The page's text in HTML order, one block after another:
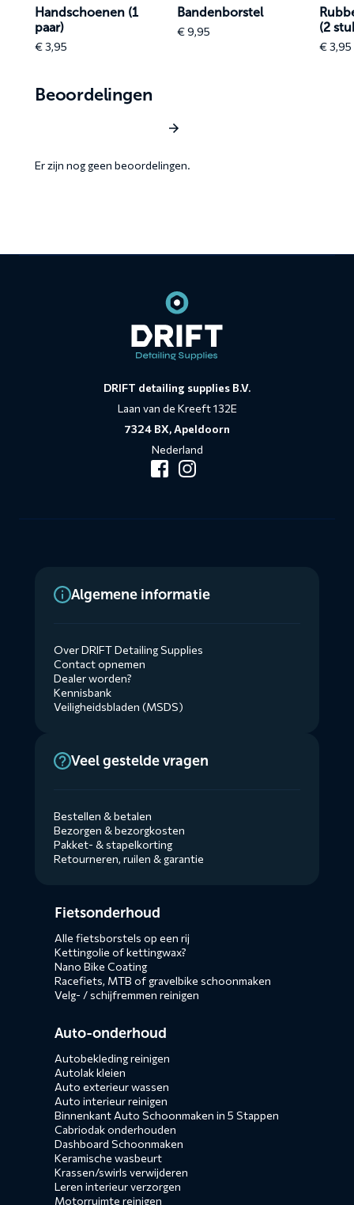
Handschoenen (1
paar)
€3,95
Bandenborstel
€9,95
(2
€3,95
Beoordelingen
Er zijn nog geen beoordelingen.
DRIFT detailing supplies B.V.
Laan van de Kreeft 132E
7324 BX, Apeldoorn
Nederland
Algemene informatie
Over DRIFT Detailing Supplies
Contact opnemen
Dealer worden?
Kennisbank
Veiligheidsbladen (MSDS)
Veel gestelde vragen
Bestellen & betalen
Bezorgen & bezorgkosten
Pakket- & stapelkorting
Retourneren, ruilen & garantie
menusFietsonderhoud
Alle fietsborstels op een rij
Kettingolie of kettingwax?
Nano Bike Coating
Racefiets, MTB of gravelbike schoonmaken
Velg- / schijfremmen reinigen
Auto-onderhoud
Autobekleding reinigen
Autolak kleien
Auto exterieur wassen
Auto interieur reinigen
Binnenkant Auto Schoonmaken in 5 Stappen
Cabriodak onderhouden
Dashboard Schoonmaken
Keramische wasbeurt
Krassen/swirls verwijderen
Leren interieur verzorgen
Motorruimte reinigen